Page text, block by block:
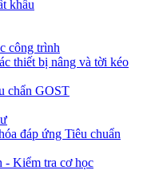
khẩu
công trình
thiết bị nâng và tời kéo
chẩn GOST
đáp ứng Tiêu chuẩn
- Kiểm tra cơ học